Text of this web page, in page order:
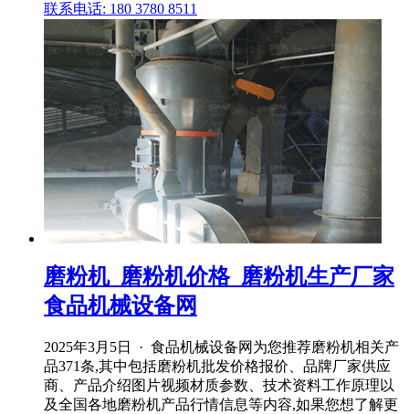
联系电话: 180 3780 8511
磨粉机_磨粉机价格_磨粉机生产厂家
食品机械设备网
2025年3月5日 · 食品机械设备网为您推荐磨粉机相关产
品371条,其中包括磨粉机批发价格报价、品牌厂家供应
商、产品介绍图片视频材质参数、技术资料工作原理以
及全国各地磨粉机产品行情信息等内容,如果您想了解更